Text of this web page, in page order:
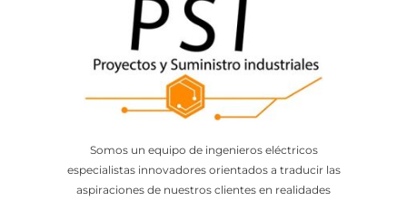
Somos un equipo de ingenieros eléctricos
especialistas innovadores orientados a traducir las
aspiraciones de nuestros clientes en realidades